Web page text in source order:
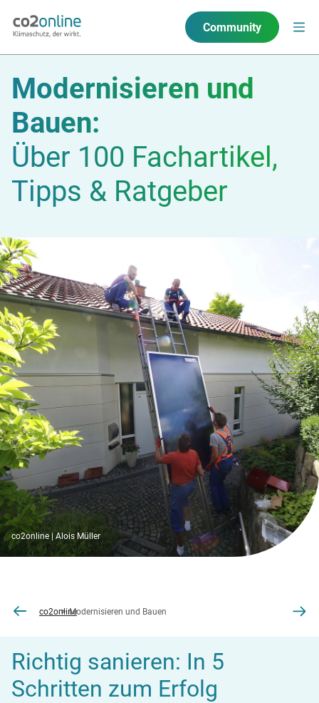
Community
Modernisieren und
Bauen:
Über 100 Fachartikel,
Tipps & Ratgeber
co2online | Alois Müller
co2onlineModernisieren und Bauen
Richtig sanieren: In 5
Schritten zum Erfolg